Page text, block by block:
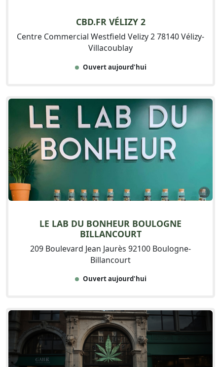
CBD.FR VÉLIZY 2
Centre Commercial Westfield Velizy 2 78140 Vélizy-
Villacoublay
Ouvert aujourd'hui
LE LAB DU BONHEUR BOULOGNE
BILLANCOURT
209 Boulevard Jean Jaurès 92100 Boulogne-
Billancourt
Ouvert aujourd'hui